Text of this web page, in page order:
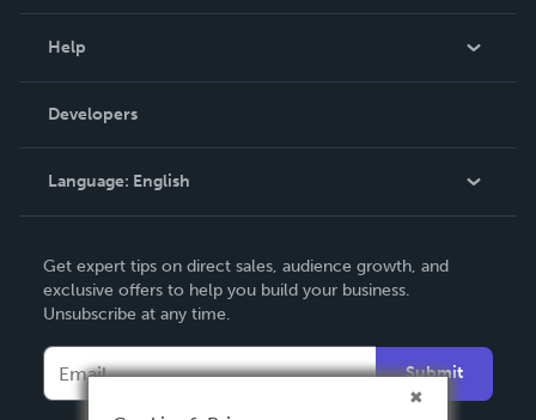
Podcast
Help
Order Lookup
Knowledge Base
Contact Support
Developers
Language: English
Deutsch
Français
Español
Get expert tips on direct sales, audience growth, and
exclusive offers to help you build your business.
Unsubscribe at any time.
Submit